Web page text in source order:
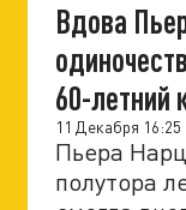
Вдова
60-летний
11 Декабря 16:25
Пьера
полутора